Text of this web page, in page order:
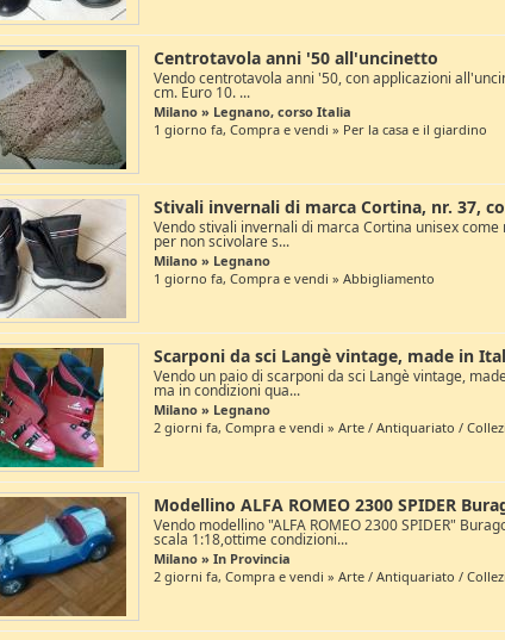
Centrotavola anni '50 all'uncinetto
Vendo centrotavola anni '50, con applicazioni
cm. Euro 10. ...
Milano » Legnano, corso Italia
1 giorno fa, Compra e vendi » Per la casa e il giardino
Stivali invernali di marca Cortina, nr. 37,
Vendo stivali invernali di marca Cortina unisex come
per non scivolare s...
Milano » Legnano
1 giorno fa, Compra e vendi » Abbigliamento
Scarponi da sci Langè vintage, made in
Vendo un paio di scarponi da sci Langè vintage,
ma in condizioni qua...
Milano » Legnano
2 giorni fa, Compra e vendi » Arte / Antiquariato /
Modellino ALFA ROMEO 2300 SPIDER
Vendo modellino "ALFA ROMEO 2300 SPIDER"
scala 1:18,ottime condizioni...
Milano » In Provincia
2 giorni fa, Compra e vendi » Arte / Antiquariato /